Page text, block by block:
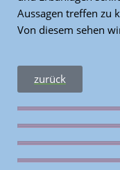
Aussagen treffen zu
Von diesem sehen
zurück